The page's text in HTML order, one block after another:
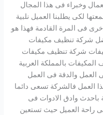
وخبراء فى هذا المجال
لكى يطلبنا العميل نلبية
فى المرة القادمة فهذا هو
شركة تنظيف مكيفات
شركة تنظيف مكيفات
بالمملكة العربية
العمل والدقة فى العمل
فالشركة تسعى دائما
وادق الادوات فى
راحة العميل حيث تستعين